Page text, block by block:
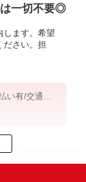
は一切不要◎
します。希望
ださい。担
有/交通費
ID：AE0527660035